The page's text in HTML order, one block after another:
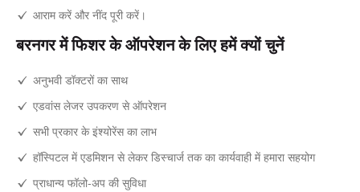
आराम करें और नींद पूरी करें।
बरनगर में फिशर के ऑपरेशन के लिए हमें क्यों चुनें
अनुभवी डॉक्टरों का साथ
एडवांस लेजर उपकरण से ऑपरेशन
सभी प्रकार के इंश्योरेंस का लाभ
हॉस्पिटल में एडमिशन से लेकर डिस्चार्ज तक का कार्यवाही में हमारा सहयोग
प्राधान्य फॉलो-अप की सुविधा